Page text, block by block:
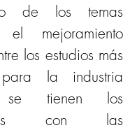
de los temas
el mejoramiento
los estudios más
para la industria
se tienen los
con las